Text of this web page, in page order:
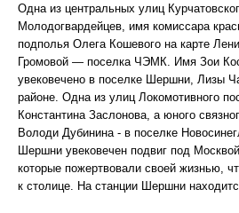
Одна из центральных улиц
Молодогвардейцев, имя комиссара
подполья Олега Кошевого на карте
Громовой — поселка ЧЭМК. Имя Зои
увековечено в поселке Шершни, Лизы
районе. Одна из улиц Локомотивного
Константина Заслонова, а юного
Володи Дубинина - в поселке
Шершни увековечен подвиг под
которые пожертвовали своей жизнью,
к столице. На станции Шершни